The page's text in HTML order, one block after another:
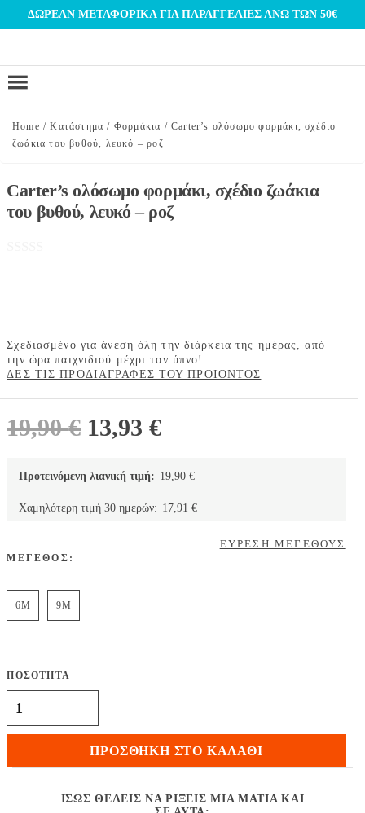
Μετάβαση
περιεχόμενο
ΔΩΡΕΑΝ ΜΕΤΑΦΟΡΙΚΑ ΓΙΑ ΠΑΡΑΓΓΕΛΙΕΣ ΑΝΩ ΤΩΝ 50€
Home /Κατάστημα / Φορμάκια /Carter’s ολόσωμο φορμάκι, σχέδιο
ζωάκια του βυθού, λευκό – ροζ
Carter’s ολόσωμο φορμάκι, σχέδιο ζωάκια
του βυθού, λευκό – ροζ
Σχεδιασμένο για άνεση όλη την διάρκεια της ημέρας, από
την ώρα παιχνιδιού μέχρι τον ύπνο!
ΔΕΣ ΤΙΣ ΠΡΟΔΙΑΓΡΑΦΕΣ ΤΟΥ ΠΡΟΙΟΝΤΟΣ
19,90€ Original
was:
19,90 €.
13,93€Η
τιμή
είναι:
Προτεινόμενη λιανική τιμή: 19,90€
Χαμηλότερη τιμή 30 ημερών: 17,91€
ΜΕΓΕΘΟΣ:
ΕΥΡΕΣΗ ΜΕΓΕΘΟΥΣ
6M 9M
ΠΟΣΟΤΗΤΑ
Carter's ολόσωμο φορμάκι, σχέδιο ζωάκια του βυθού, λευκό - ροζ
ποσότητα
ΠΡΟΣΘΉΚΗ ΣΤΟ ΚΑΛΆΘΙ
ΊΣΩΣ ΘΈΛΕΙΣ ΝΑ ΡΊΞΕΙΣ ΜΙΑ ΜΑΤΙΆ ΚΑΙ